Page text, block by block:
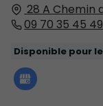
28 A Chemin
09 70 35 45 49
Disponible pour